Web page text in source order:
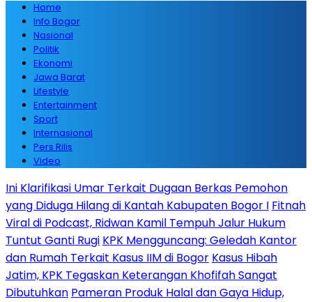
Home
Info Bogor
Nasional
Politik
Ekonomi
Jawa Barat
Lifestyle
Entertainment
Sport
Internasional
Pers Rilis
Video
Ini Klarifikasi Umar Terkait Dugaan Berkas Pemohon
yang Diduga Hilang di Kantah Kabupaten Bogor I Fitnah
Viral di Podcast, Ridwan Kamil Tempuh Jalur Hukum
Tuntut Ganti Rugi KPK Mengguncang: Geledah Kantor
dan Rumah Terkait Kasus IIM di Bogor Kasus Hibah
Jatim, KPK Tegaskan Keterangan Khofifah Sangat
Dibutuhkan Pameran Produk Halal dan Gaya Hidup,